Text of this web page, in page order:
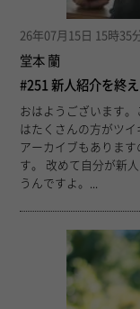
26年07月15日 15時35
堂本 蘭
#251 新人紹介を終
おはようございます。こんにち
はたくさんの方がツイ
アーカイブもありま
す。 改めて自分が新人だった時ってあんなに喋れなかったなって思
うんですよ。...